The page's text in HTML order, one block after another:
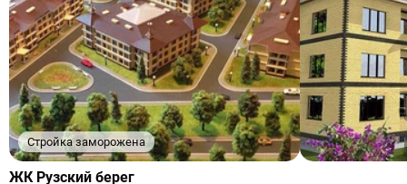
Стройка заморожена
ЖК Рузский берег